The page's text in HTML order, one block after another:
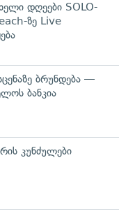
დღეები SOLO-
ზე Live
ბრუნდება —
ბანკია
კუნძულები